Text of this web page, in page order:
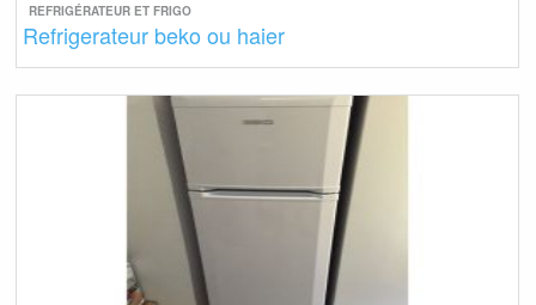
REFRIGÉRATEUR ET FRIGO
Refrigerateur beko ou haier